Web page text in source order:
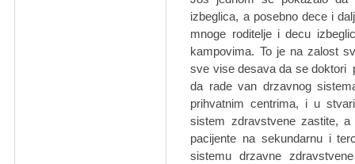
izbeglica, a posebno dece i
mnoge roditelje i decu
kampovima. To je na zalost
sve vise desava da se doktori
da rade van drzavnog
prihvatnim centrima, i u
sistem zdravstvene zastite,
pacijente na sekundarnu i
sistemu drzavne